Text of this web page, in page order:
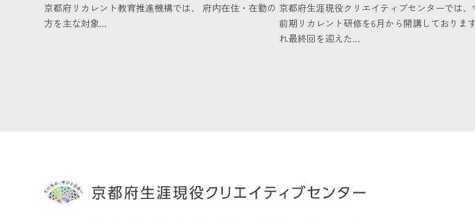
京都府リカレント教育推進機構では、 府内在住・在勤の
方を主な対象…
京都府生涯現役クリエイティブセンターでは、
前期リカレント研修を6月から開講しておりま
れ最終回を迎えた…